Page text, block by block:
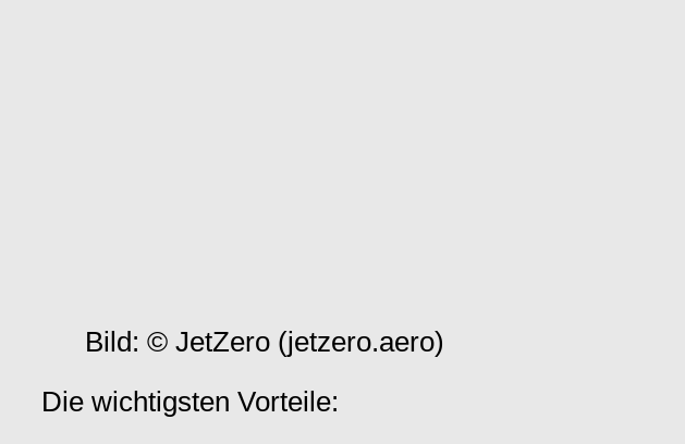
Bild: © JetZero (jetzero.aero)
Die wichtigsten Vorteile: